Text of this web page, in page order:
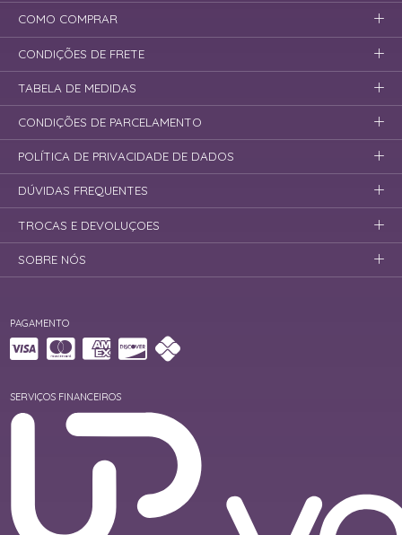
PAGAMENTO
SERVIÇOS FINANCEIROS
COMO COMPRAR
CONDIÇÕES DE FRETE
TABELA DE MEDIDAS
CONDIÇÕES DE PARCELAMENTO
POLÍTICA DE PRIVACIDADE DE DADOS
DÚVIDAS FREQUENTES
TROCAS E DEVOLUÇOES
SOBRE NÓS